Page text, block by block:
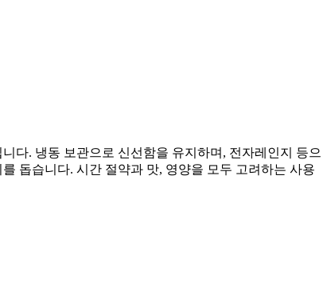
다. 냉동 보관으로 신선함을 유지하며, 전자레인지 등으
돕습니다. 시간 절약과 맛, 영양을 모두 고려하는 사용